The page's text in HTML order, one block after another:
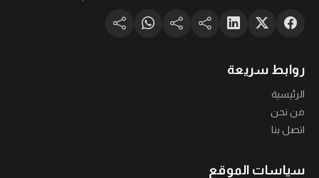
روابط سريعة
الرئيسية
من نحن
اتصل بنا
سياسات الموقع